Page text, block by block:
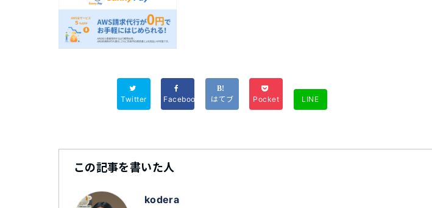
Twitter Facebook はてブ Pocket LINE
この記事を書いた人
kodera